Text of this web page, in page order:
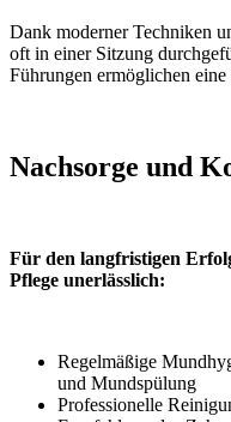
Dank moderner Techniken
oft in einer Sitzung
Führungen ermöglichen
Nachsorge und
Für den langfristigen
Pflege unerlässlich:
Regelmäßige
und Mundspülung
Professionelle